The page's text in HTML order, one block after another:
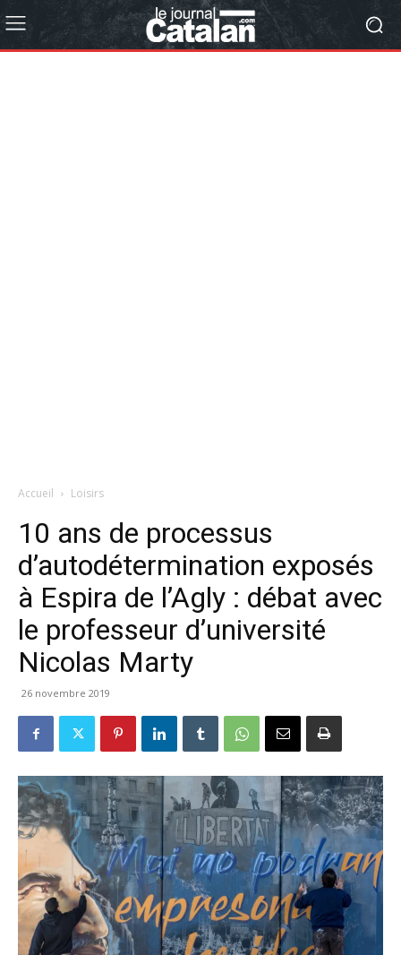
Accueil Loisirs
10 ans de processus
d’autodétermination exposés
à Espira de l’Agly : débat avec
le professeur d’université
Nicolas Marty
26 novembre 2019